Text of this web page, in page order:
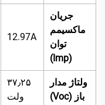
جریان
ماکسیمم
توان
(Imp)
12.97A
ولتاژ مدار
باز (Voc)
۳۷٫۲۵
ولت